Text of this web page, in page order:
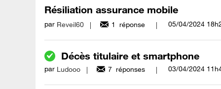
Résiliation assurance mobile
par Reveil60 1 réponse ‎05/04/2024
Décès titulaire et smartphone
par Ludooo 7 réponses ‎03/04/2024